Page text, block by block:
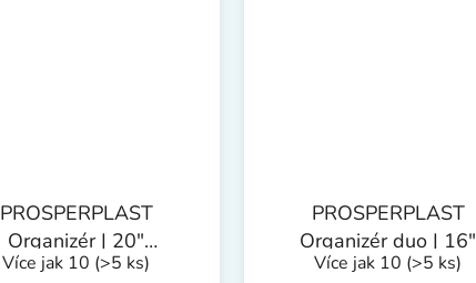
PROSPERPLAST
Organizér | 20"
490x390x65 mm
Více jak 10 (>5 ks)
PROSPERPLAST
Organizér duo | 16"
390x290x130 mm
Více jak 10 (>5 ks)